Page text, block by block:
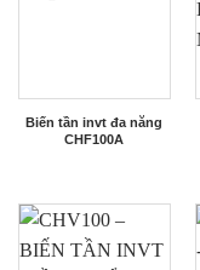
Biến tần invt đa năng
CHF100A